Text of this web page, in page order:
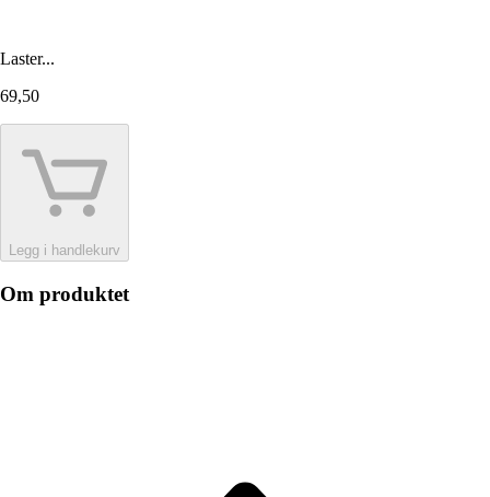
Laster...
69,50
Legg i handlekurv
Om produktet